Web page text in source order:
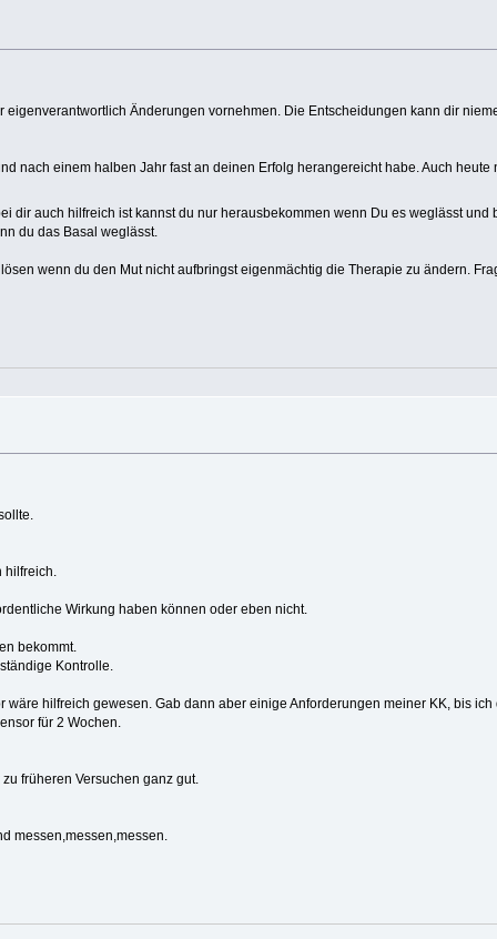
Änderungen vornehmen. Die Entscheidungen kann dir
nach einem halben Jahr fast an deinen Erfolg herangereicht habe. Auch heute
dir auch hilfreich ist kannst du nur herausbekommen wenn Du es weglässt und
du das Basal weglässt.
wenn du den Mut nicht aufbringst eigenmächtig die Therapie zu ändern.
Wirkung haben können oder eben nicht.
bekommt.
Kontrolle.
hilfreich gewesen. Gab dann aber einige Anforderungen meiner KK, bis ich
für 2 Wochen.
früheren Versuchen ganz gut.
messen,messen,messen.